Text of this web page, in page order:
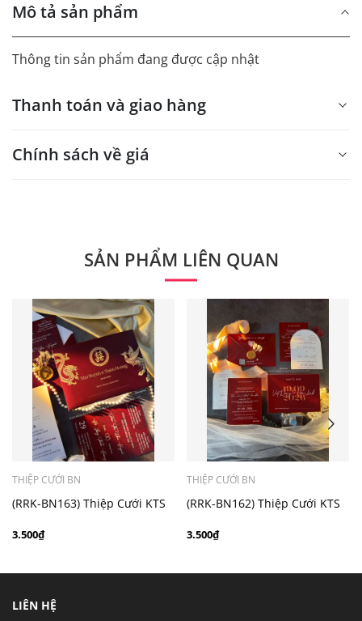
Mô tả sản phẩm
Thông tin sản phẩm đang được cập nhật
Thanh toán và giao hàng
Chính sách về giá
Quý khách vui lòng liên hệ để có thông tin chính xác.
- Mẫu dưới 3000 giá chưa bao gồm bản đồ, quý khách
có nhu cầu in bản đồ sẽ có mức phí 300 - 500 đồng 1
thiệp tuỳ chất liệu.
SẢN PHẨM LIÊN QUAN
THIỆP CƯỚI BN
(RRK-BN163) Thiệp Cưới KTS
3.500₫
THIỆP CƯỚI BN
(RRK-BN162) Thiệp Cưới KTS
3.500₫
LIÊN HỆ